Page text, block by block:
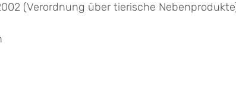
(Verordnung über tierische Nebenprodukte)